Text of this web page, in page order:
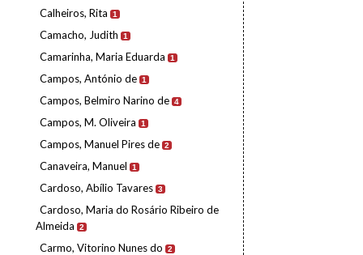
Calheiros, Rita 1
Camacho, Judith 1
Camarinha, Maria Eduarda 1
Campos, António de 1
Campos, Belmiro Narino de 4
Campos, M. Oliveira 1
Campos, Manuel Pires de 2
Canaveira, Manuel 1
Cardoso, Abílio Tavares 3
Cardoso, Maria do Rosário Ribeiro de
Almeida
2
Carmo, Vitorino Nunes do 2